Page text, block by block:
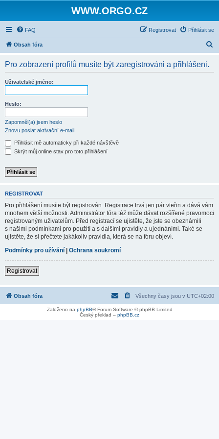
WWW.ORGO.CZ
FAQ Přihlásit se
Registrovat
Obsah fóra
Pro zobrazení profilů musíte být zaregistrováni a přihlášeni.
Uživatelské jméno:
Heslo:
Zapomněl(a) jsem heslo
Znovu poslat aktivační e-mail
Přihlásit mě automaticky při každé návštěvě
Skrýt můj online stav pro toto přihlášení
REGISTROVAT
Pro přihlášení musíte být registrován. Registrace trvá jen pár vteřin a dává vám
mnohem větší možnosti. Administrátor fóra též může dávat rozšířené pravomoci
registrovaným uživatelům. Před registrací se ujistěte, že jste se obeznámili
s našimi podmínkami pro použití a s dalšími pravidly a ujednáními. Také se
ujistěte, že si přečtete jakákoliv pravidla, která se na fóru objeví.
Podmínky pro užívání | Ochrana soukromí
Registrovat
Obsah fóra Všechny časy jsou v UTC+02:00
Založeno na phpBB® Forum Software © phpBB Limited
Český překlad – phpBB.cz